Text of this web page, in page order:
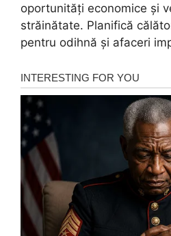
oportunități economice și
străinătate. Planifică
pentru odihnă și afaceri